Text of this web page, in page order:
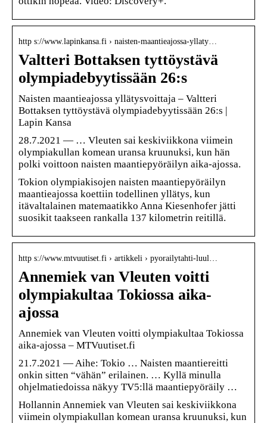
http s://www.lapinkansa.fi › naisten-maantieajossa-yllaty…
Valtteri Bottaksen tyttöystävä
olympiadebyytissään 26:s
Naisten maantieajossa yllätysvoittaja – Valtteri
Bottaksen tyttöystävä olympiadebyytissään 26:s |
Lapin Kansa
28.7.2021 — … Vleuten sai keskiviikkona viimein
olympiakullan komean uransa kruunuksi, kun hän
polki voittoon naisten maantiepyöräilyn aika-ajossa.
Tokion olympiakisojen naisten maantiepyöräilyn
maantieajossa koettiin todellinen yllätys, kun
itävaltalainen matemaatikko Anna Kiesenhofer jätti
suosikit taakseen rankalla 137 kilometrin reitillä.
http s://www.mtvuutiset.fi › artikkeli › pyorailytahti-luul…
Annemiek van Vleuten voitti
olympiakultaa Tokiossa aika-
ajossa
Annemiek van Vleuten voitti olympiakultaa Tokiossa
aika-ajossa – MTVuutiset.fi
21.7.2021 — Aihe: Tokio … Naisten maantiereitti
onkin sitten “vähän” erilainen. … Kyllä minulla
ohjelmatiedoissa näkyy TV5:llä maantiepyöräily …
Hollannin Annemiek van Vleuten sai keskiviikkona
viimein olympiakullan komean uransa kruunuksi, kun